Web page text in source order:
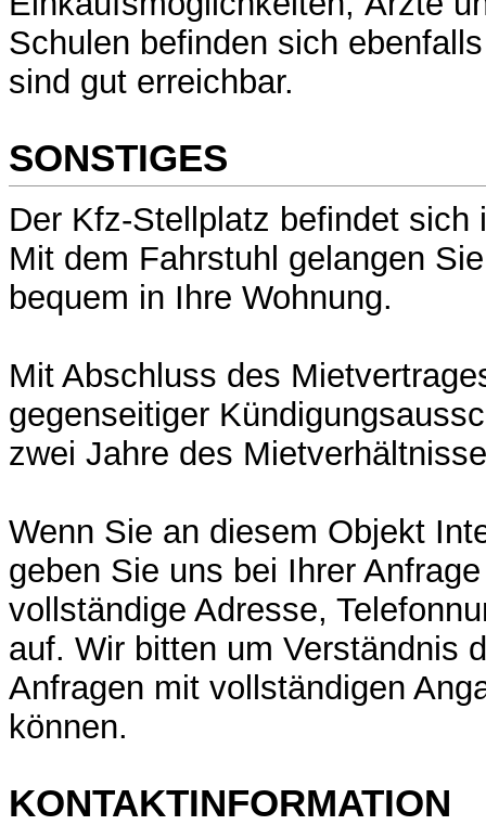
Schulen befinden sich
sind gut erreichbar.
SONSTIGES
Der Kfz-Stellplatz befindet sich
Mit dem Fahrstuhl gelangen
bequem in Ihre Wohnung.
Mit Abschluss des
gegenseitiger
zwei Jahre des
Wenn Sie an diesem Objekt
geben Sie uns bei Ihrer
vollständige Adresse,
auf. Wir bitten um Verständnis
Anfragen mit vollständigen
können.
KONTAKTINFORMATION